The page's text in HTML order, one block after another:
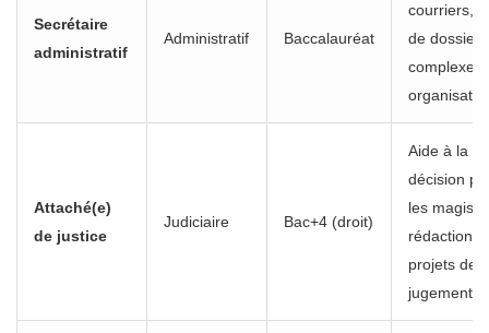
Secrétaire
administratif
Administratif Baccalauréat
courriers,
de dossiers
complexes,
Attaché(e)
de justice
Judiciaire Bac+4 (droit)
Aide à la
décision
les
rédaction
projets de
jugement.